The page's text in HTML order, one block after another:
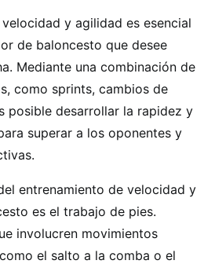
y agilidad es esencial
de baloncesto que desee
Mediante una combinación de
como sprints, cambios de
posible desarrollar la rapidez y
superar a los oponentes y
entrenamiento de velocidad y
es el trabajo de pies.
involucren movimientos
el salto a la comba o el